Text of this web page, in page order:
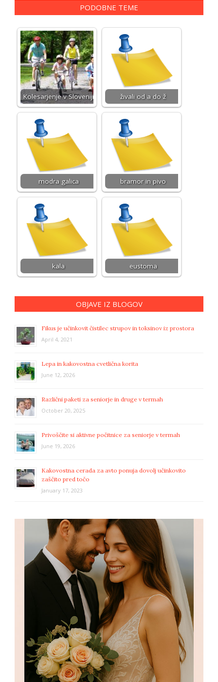
PODOBNE TEME
Kolesarjenje v Sloveniji živali od a do ž
modra galica bramor in pivo
kala eustoma
OBJAVE IZ BLOGOV
Fikus je učinkovit čistilec strupov in toksinov iz prostora
April 4, 2021
Lepa in kakovostna cvetlična korita
June 12, 2026
Različni paketi za seniorje in druge v termah
October 20, 2025
Privoščite si aktivne počitnice za seniorje v termah
June 19, 2026
Kakovostna cerada za avto ponuja dovolj učinkovito
zaščito pred točo
January 17, 2023